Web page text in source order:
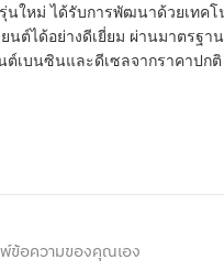
นใหม่ ได้รับการพัฒนาด้วยเท
นต์ได้อย่างดีเยี่ยม ผ่านมาตรฐา
เบนซินและดีเซล​จากราคาปก
ข้อความของคุณเอง